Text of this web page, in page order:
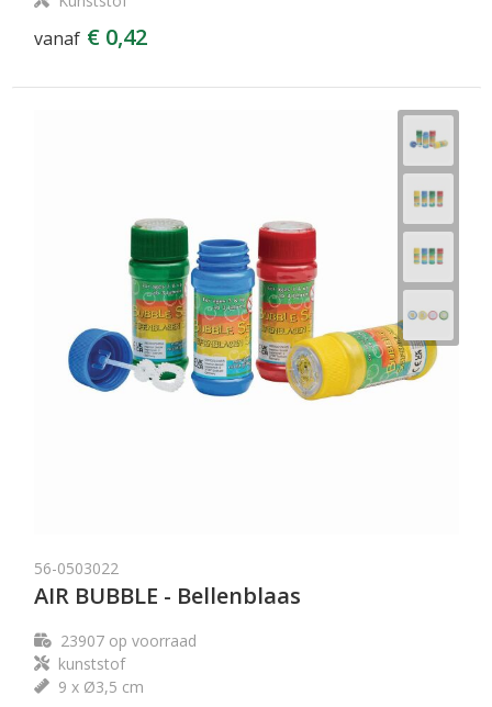
vanaf € 0,42
56-0503022
AIR BUBBLE - Bellenblaas
23907op voorraad
kunststof
9 x Ø3,5 cm